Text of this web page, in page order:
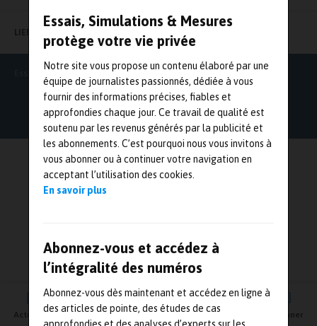
Essais, Simulations & Mesures
protège votre vie privée
Notre site vous propose un contenu élaboré par une
équipe de journalistes passionnés, dédiée à vous
fournir des informations précises, fiables et
approfondies chaque jour. Ce travail de qualité est
soutenu par les revenus générés par la publicité et
les abonnements. C’est pourquoi nous vous invitons à
vous abonner ou à continuer votre navigation en
acceptant l’utilisation des cookies.
En savoir plus
Abonnez-vous et accédez à
l’intégralité des numéros
Abonnez-vous dès maintenant et accédez en ligne à
des articles de pointe, des études de cas
Actualités Agenda Newsletter Vidéos S'abonner
LIENS UTILES
Essais Simulations & Mesures